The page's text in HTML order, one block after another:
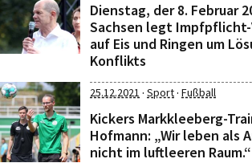
Dienstag, der 8. Februar
Sachsen legt
auf Eis und Ringen um
Konflikts
25.12.2021 · Sport· Fußball
Kickers Markkleeberg-
Hofmann: „Wir leben als
nicht im luftleeren Raum.“